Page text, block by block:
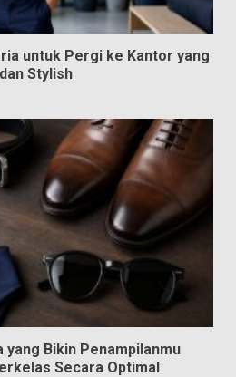
untuk Pergi ke Kantor yang
Stylish
Bikin Penampilanmu
Secara Optimal